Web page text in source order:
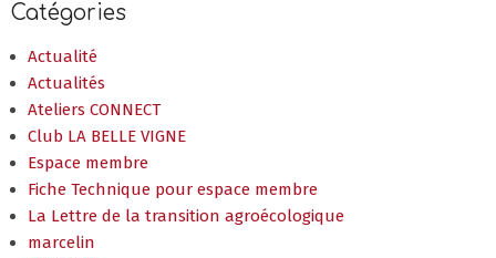
Catégories
Actualité
Actualités
Ateliers CONNECT
Club LA BELLE VIGNE
Espace membre
Fiche Technique pour espace membre
La Lettre de la transition agroécologique
marcelin